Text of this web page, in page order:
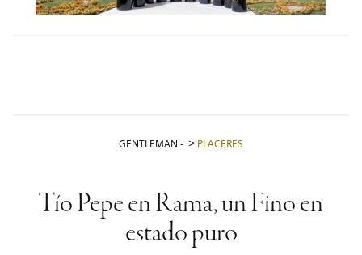
GENTLEMAN - PLACERES
Tío Pepe en Rama, un Fino en
estado puro